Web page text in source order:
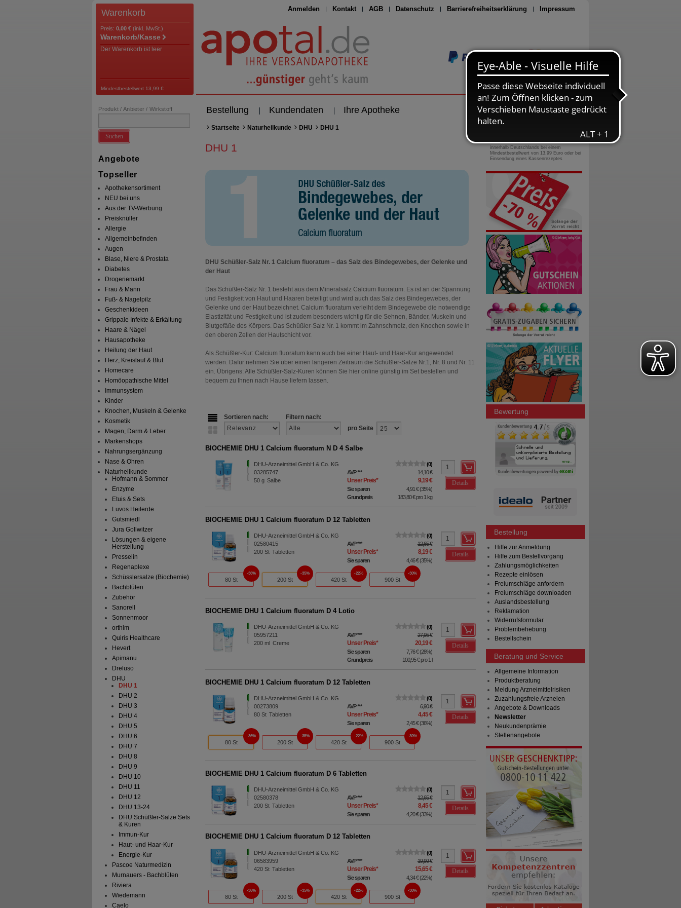
Anmelden Kontakt AGB Datenschutz Barrierefreiheitserklärung Impressum
Seite drucken
Warenkorb
Preis: 0,00 € (inkl. MwSt.)
Warenkorb/Kasse
Der Warenkorb ist leer
Mindestbestellwert 13,99 €
Bestellung Kundendaten Ihre Apotheke
Produkt / Anbieter / Wirkstoff
Suchen
Angebote
Topseller
Apothekensortiment
NEU bei uns
Aus der TV-Werbung
Preisknüller
Allergie
Allgemeinbefinden
Augen
Blase, Niere & Prostata
Diabetes
Drogeriemarkt
Frau & Mann
Fuß- & Nagelpilz
Geschenkideen
Grippale Infekte & Erkältung
Haare & Nägel
Hausapotheke
Heilung der Haut
Herz, Kreislauf & Blut
Homecare
Homöopathische Mittel
Immunsystem
Kinder
Knochen, Muskeln & Gelenke
Kosmetik
Magen, Darm & Leber
Markenshops
Nahrungsergänzung
Nase & Ohren
Naturheilkunde
Hofmann & Sommer
Enzyme
Etuis & Sets
Luvos Heilerde
Gutsmiedl
Jura Gollwitzer
Lösungen & eigene
Herstellung
Presselin
Regenaplexe
Schüsslersalze (Biochemie)
Bachblüten
Zubehör
Sanorell
Sonnenmoor
orthim
Quiris Healthcare
Hevert
Apimanu
Dreluso
DHU
DHU 1
DHU 2
DHU 3
DHU 4
DHU 5
DHU 6
DHU 7
DHU 8
DHU 9
DHU 10
DHU 11
DHU 12
DHU 13-24
DHU Schüßler-Salze Sets
& Kuren
Immun-Kur
Haut- und Haar-Kur
Energie-Kur
Pascoe Naturmedizin
Murnauers - Bachblüten
Riviera
Wiedemann
Caelo
Startseite Naturheilkunde DHU DHU 1
DHU 1
DHU Schüßler-Salz Nr. 1 Calcium fluoratum – das Salz des Bindegewebes, der Gelenke und
der Haut
Das Schüßler-Salz Nr. 1 besteht aus dem Mineralsalz Calcium fluoratum. Es ist an der Spannung
und Festigkeit von Haut und Haaren beteiligt und wird auch das Salz des Bindegewebes, der
Gelenke und der Haut bezeichnet. Calcium fluoratum verleiht dem Bindegewebe die notwendige
Elastizität und Festigkeit und ist zudem besonders wichtig für die Sehnen, Bänder, Muskeln und
Blutgefäße des Körpers. Das Schüßler-Salz Nr. 1 kommt im Zahnschmelz, den Knochen sowie in
den oberen Zellen der Hautschicht vor.
Als Schüßler-Kur: Calcium fluoratum kann auch bei einer Haut- und Haar-Kur angewendet
werden. Dafür nehmen Sie über einen längeren Zeitraum die Schüßler-Salze Nr.1, Nr. 8 und Nr. 11
ein. Übrigens: Alle Schüßler-Salz-Kuren können Sie hier online günstig im Set bestellen und
bequem zu Ihnen nach Hause liefern lassen.
Sortieren nach:
Filtern nach:
pro Seite
BIOCHEMIE DHU 1 Calcium fluoratum N D 4 Salbe
DHU-Arzneimittel GmbH & Co. KG
03285747
50g Salbe
0
AVP*** 14,10 €
Unser Preis* 9,19 €
Sie sparen 4,91 €(35%)
Grundpreis
183,80 €pro 1 kg
Details
BIOCHEMIE DHU 1 Calcium fluoratum D 12 Tabletten
DHU-Arzneimittel GmbH & Co. KG
02580415
200St Tabletten
0
AVP*** 12,65 €
Unser Preis* 8,19 €
Sie sparen 4,46 €(35%)
Details
80 St
36%
200 St
35%
420 St
22%
900 St
30%
BIOCHEMIE DHU 1 Calcium fluoratum D 4 Lotio
DHU-Arzneimittel GmbH & Co. KG
05957211
200 ml Creme
0
AVP*** 27,95 €
Unser Preis* 20,19 €
Sie sparen 7,76 €(28%)
Grundpreis
100,95 €pro 1 l
Details
BIOCHEMIE DHU 1 Calcium fluoratum D 12 Tabletten
DHU-Arzneimittel GmbH & Co. KG
00273809
80St Tabletten
0
AVP*** 6,90 €
Unser Preis* 4,45 €
Sie sparen 2,45 €(36%)
Details
80 St
36%
200 St
35%
420 St
22%
900 St
30%
BIOCHEMIE DHU 1 Calcium fluoratum D 6 Tabletten
DHU-Arzneimittel GmbH & Co. KG
02580378
200St Tabletten
0
AVP*** 12,65 €
Unser Preis* 8,45 €
Sie sparen 4,20 €(33%)
Details
BIOCHEMIE DHU 1 Calcium fluoratum D 12 Tabletten
DHU-Arzneimittel GmbH & Co. KG
06583959
420St Tabletten
0
AVP*** 19,99 €
Unser Preis* 15,65 €
Sie sparen 4,34 €(22%)
Details
80 St
36%
200 St
35%
420 St
22%
900 St
30%
0800-10 11 422
gebührenfreie Rufnummer
innerhalb Deutschlands bei einem
Mindestbestellwert von 13,99 Euro oder bei
Einsendung eines Kassenrezeptes
Bewertung
Bestellung
Hilfe zur Anmeldung
Hilfe zum Bestellvorgang
Zahlungsmöglichkeiten
Rezepte einlösen
Freiumschläge anfordern
Freiumschläge downloaden
Auslandsbestellung
Reklamation
Widerrufsformular
Problembehebung
Bestellschein
Beratung und Service
Allgemeine Information
Produktberatung
Meldung Arzneimittelrisiken
Zuzahlungsfreie Arzneien
Angebote & Downloads
Newsletter
Neukundenprämie
Stellenangebote